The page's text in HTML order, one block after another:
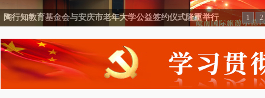
陶行知教育基金会与安庆市老年大学公益签约仪式隆重举行 1 2